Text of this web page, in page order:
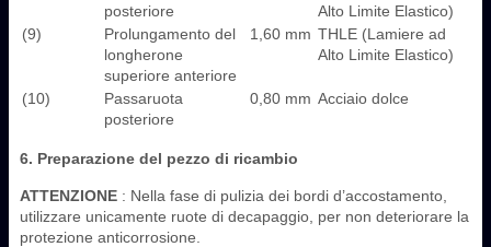
posteriore
Alto Limite Elastico)
(9)
Prolungamento del
longherone
superiore anteriore
1,60 mm THLE (Lamiere ad
Alto Limite Elastico)
(10)
Passaruota
posteriore
0,80 mm Acciaio dolce
6. Preparazione del pezzo di ricambio
ATTENZIONE : Nella fase di pulizia dei bordi d’accostamento,
utilizzare unicamente ruote di decapaggio, per non deteriorare la
protezione anticorrosione.